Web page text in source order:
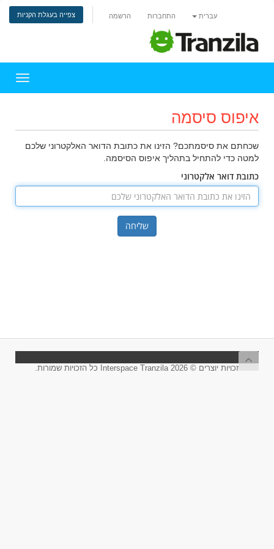
עברית התחברות הרשמה צפייה בעגלת הקניות
איפוס סיסמה
שכחתם את סיסמתכם? הזינו את כתובת הדואר האלקטרוני שלכם
למטה כדי להתחיל בתהליך איפוס הסיסמה.
כתובת דואר אלקטרוני
שליחה
זכויות יוצרים © 2026 Interspace Tranzila כל הזכויות שמורות.